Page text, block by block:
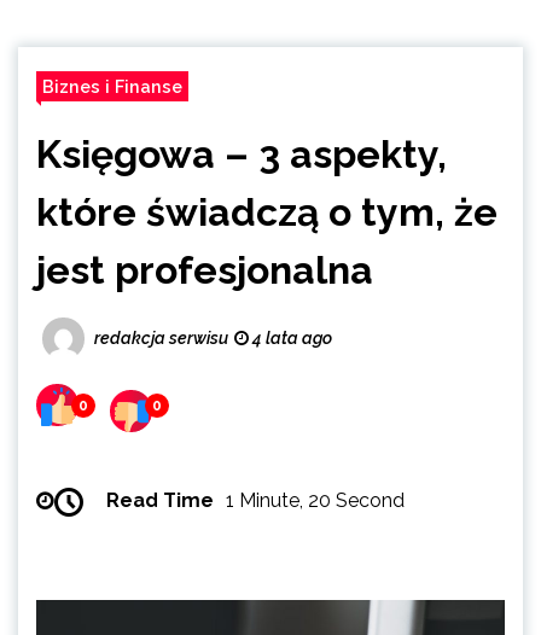
Biznes i Finanse
Księgowa – 3 aspekty,
które świadczą o tym, że
jest profesjonalna
redakcja serwisu 4 lata ago
0 0
Read Time 1 Minute, 20 Second